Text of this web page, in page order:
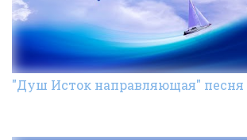
"Душ Исток направляющая" песня